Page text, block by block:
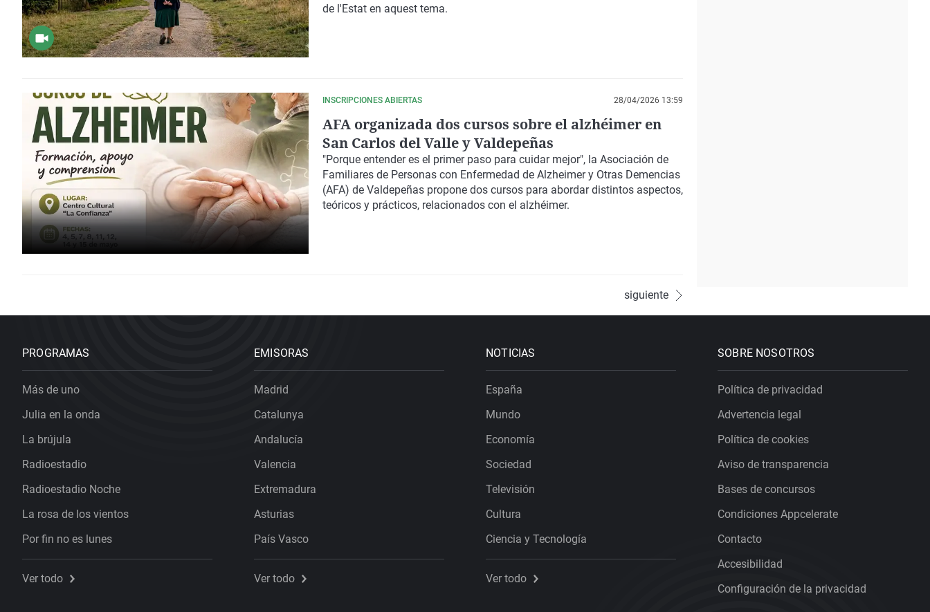
de l'Estat en aquest tema.
INSCRIPCIONES ABIERTAS 28/04/2026 13:59
AFA organizada dos cursos sobre el alzhéimer en
San Carlos del Valle y Valdepeñas
"Porque entender es el primer paso para cuidar mejor", la Asociación de
Familiares de Personas con Enfermedad de Alzheimer y Otras Demencias
(AFA) de Valdepeñas propone dos cursos para abordar distintos aspectos,
teóricos y prácticos, relacionados con el alzhéimer.
siguiente
PROGRAMAS
Más de uno
Julia en la onda
La brújula
Radioestadio
Radioestadio Noche
La rosa de los vientos
Por fin no es lunes
Ver todo
EMISORAS
Madrid
Catalunya
Andalucía
Valencia
Extremadura
Asturias
País Vasco
Ver todo
NOTICIAS
España
Mundo
Economía
Sociedad
Televisión
Cultura
Ciencia y Tecnología
Ver todo
SOBRE NOSOTROS
Política de privacidad
Advertencia legal
Política de cookies
Aviso de transparencia
Bases de concursos
Condiciones Appcelerate
Contacto
Accesibilidad
Configuración de la privacidad